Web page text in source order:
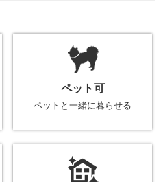
ペット可
ペットと一緒に暮らせる